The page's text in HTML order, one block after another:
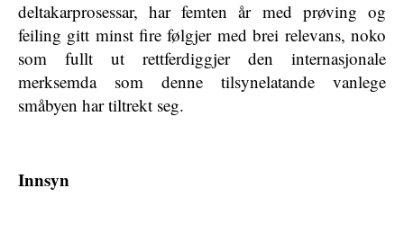
deltakarprosessar, har femten år med prøving og
feiling gitt minst fire følgjer med brei relevans, noko
som fullt ut rettferdiggjer den internasjonale
merksemda som denne tilsynelatande vanlege
småbyen har tiltrekt seg.
Innsyn